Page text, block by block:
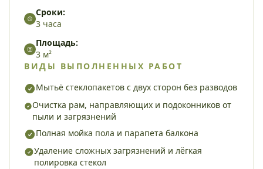
Сроки:
3 часа
Площадь:
3 м²
ВИДЫ ВЫПОЛНЕННЫХ РАБОТ
Мытьё стеклопакетов с двух сторон без разводов
Очистка рам, направляющих и подоконников от
пыли и загрязнений
Полная мойка пола и парапета балкона
Удаление сложных загрязнений и лёгкая
полировка стекол